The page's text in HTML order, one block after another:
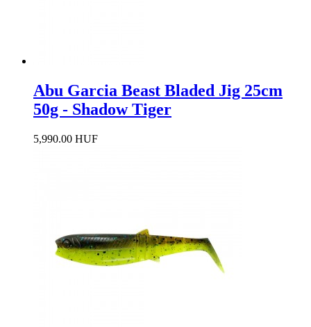
Abu Garcia Beast Bladed Jig 25cm
50g - Shadow Tiger
5,990.00 HUF